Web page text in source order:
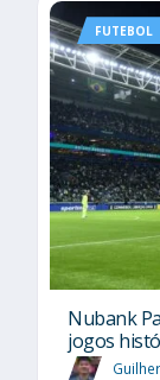
FUTEBOL
Nubank
jogos